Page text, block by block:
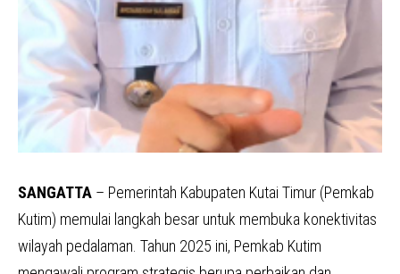
SANGATTA – Pemerintah Kabupaten Kutai Timur (Pemkab
Kutim) memulai langkah besar untuk membuka konektivitas
wilayah pedalaman. Tahun 2025 ini, Pemkab Kutim